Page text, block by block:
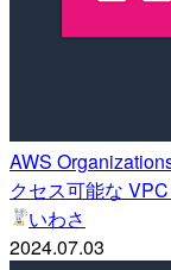
AWS
クセス可能な
いわさ
2024.07.03